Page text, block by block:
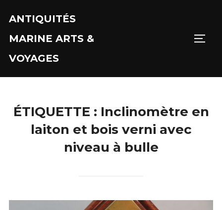
contenu
ANTIQUITÉS
MARINE ARTS &
VOYAGES
ÉTIQUETTE : Inclinomètre en
laiton et bois verni avec
niveau à bulle